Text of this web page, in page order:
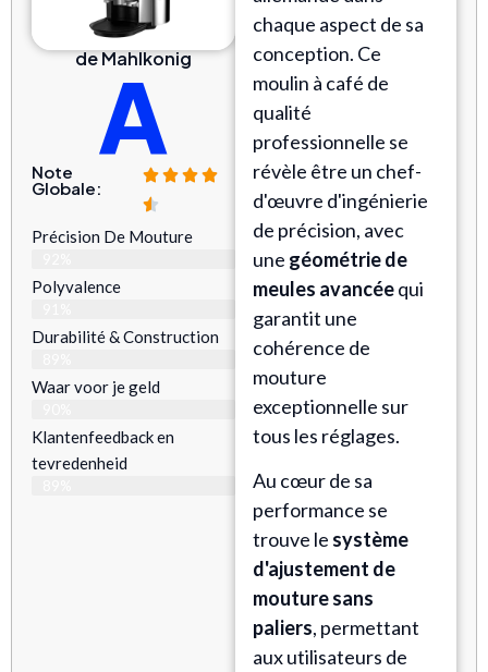
de Mahlkonig
A
Note
Globale:
Précision De Mouture
Polyvalence
Durabilité & Construction
Waar voor je geld
Klantenfeedback en
tevredenheid
chaque aspect de sa
conception. Ce
moulin à café de
qualité
professionnelle se
révèle être un chef-
d'œuvre d'ingénierie
de précision, avec
une géométrie de
meules avancéequi
garantit une
cohérence de
mouture
exceptionnelle sur
tous les réglages.
Au cœur de sa
performance se
trouve le système
d'ajustement de
mouture sans
paliers, permettant
aux utilisateurs de